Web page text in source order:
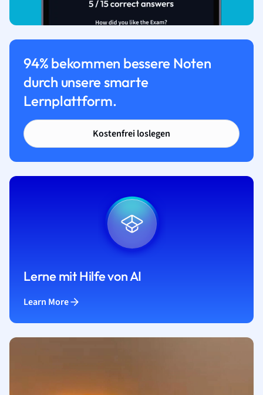
94% bekommen bessere Noten
durch unsere smarte
Lernplattform.
Kostenfrei loslegen
Lerne mit Hilfe von AI
Learn More